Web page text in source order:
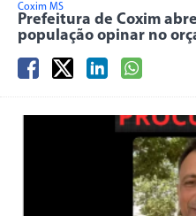
Coxim MS
Prefeitura de Coxim
população opinar no